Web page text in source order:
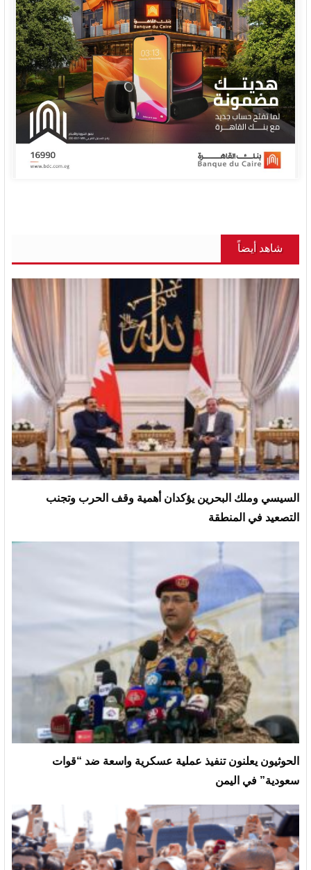
شاهد أيضاً
السيسي وملك البحرين يؤكدان أهمية وقف الحرب وتجنب
التصعيد في المنطقة
الحوثيون يعلنون تنفيذ عملية عسكرية واسعة ضد “قوات
سعودية” في اليمن